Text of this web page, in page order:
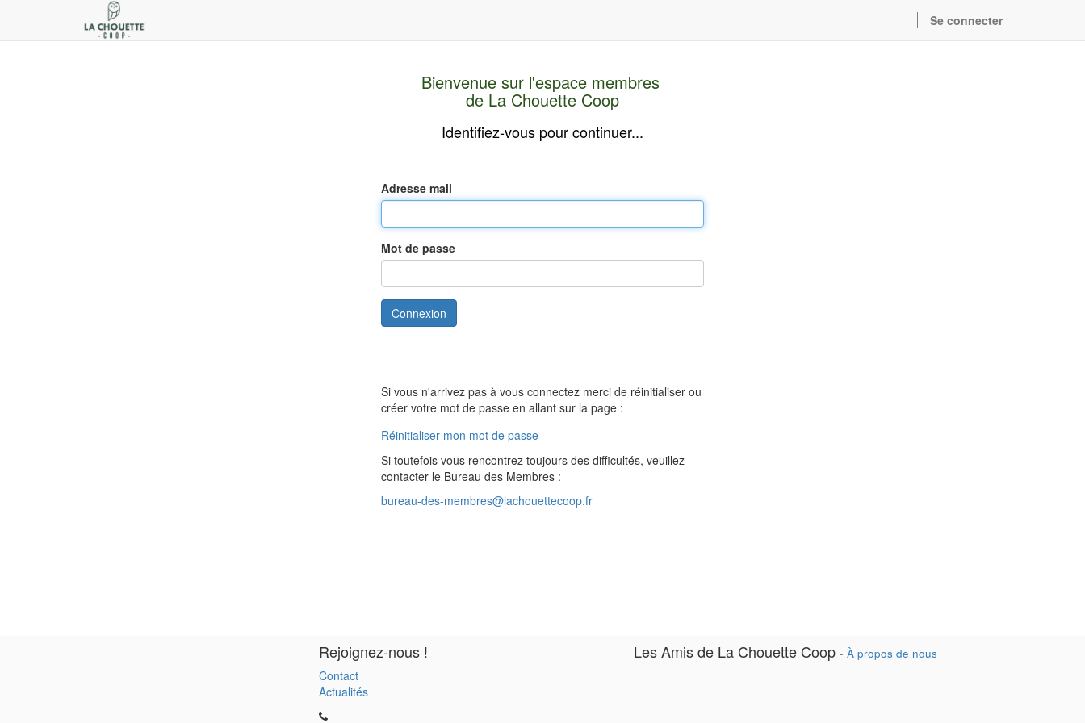
Se connecter
Bienvenue sur l'espace membres
de La Chouette Coop
Identifiez-vous pour continuer...
Adresse mail
Mot de passe
Connexion
Si vous n'arrivez pas à vous connectez merci de réinitialiser ou
créer votre mot de passe en allant sur la page :
Réinitialiser mon mot de passe
Si toutefois vous rencontrez toujours des difficultés, veuillez
contacter le Bureau des Membres :
bureau-des-membres@lachouettecoop.fr
Rejoignez-nous !
Contact
Actualités
Les Amis de La Chouette Coop - À propos de nous